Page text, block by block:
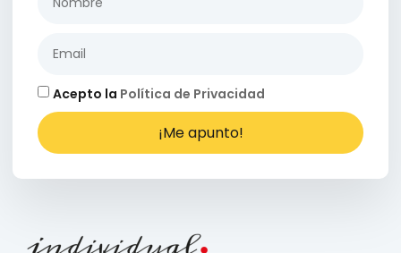
Acepto la Política de Privacidad
¡Me apunto!